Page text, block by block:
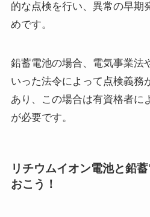
的な点検を行い、異常の早期
めです。
鉛蓄電池の場合、電気事業法
いった法令によって点検義務
あり、この場合は有資格者に
が必要です。
リチウムイオン電池と鉛
おこう！